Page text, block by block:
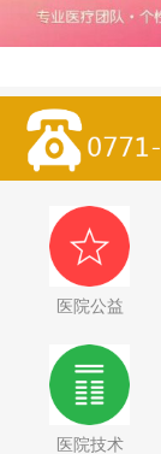
医院公益
医院技术